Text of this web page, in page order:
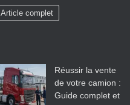
Article complet
Réussir la vente
de votre camion :
Guide complet et